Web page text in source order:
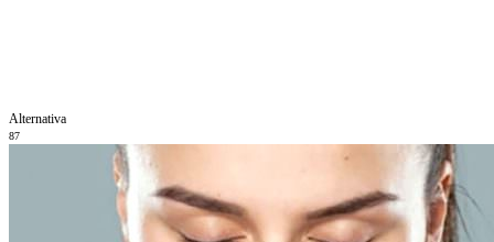
Alternativa
87